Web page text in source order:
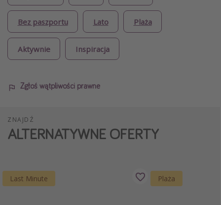
Bez paszportu Lato Plaża
Aktywnie Inspiracja
Zgłoś wątpliwości prawne
ZNAJDŹ
ALTERNATYWNE OFERTY
Last Minute Plaża